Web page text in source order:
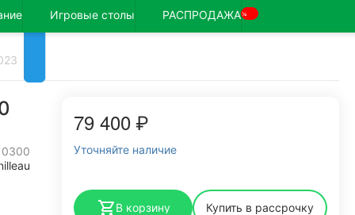
Игровые столы РАСПРОДАЖА%
79 400₽
Уточняйте наличие
В корзину
Купить в рассрочку